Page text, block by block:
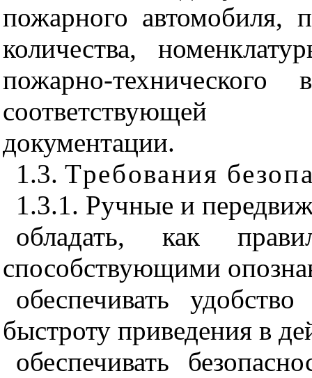
пожарного автомобиля,
количества,
пожарно-
соответствующей
документации.
1.3. Требования
1.3.1. Ручные и
обладать, как
способствующими
обеспечивать
быстроту приведения в
обеспечивать